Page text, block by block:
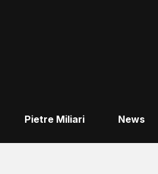
Pietre Miliari News